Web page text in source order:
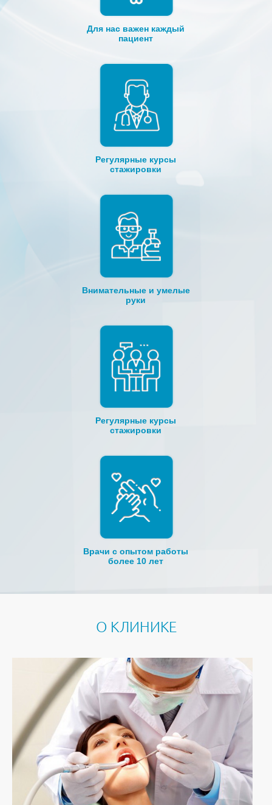
Для нас важен каждый
пациент
Регулярные курсы
стажировки
Внимательные и умелые
руки
Регулярные курсы
стажировки
Врачи с опытом работы
более 10 лет
О КЛИНИКЕ